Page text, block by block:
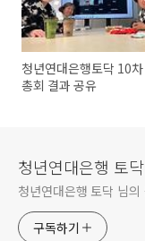
청년연대은행토닥 10
총회 결과 공유
청년연대은행 토닥
청년연대은행 토닥 님의
구독하기